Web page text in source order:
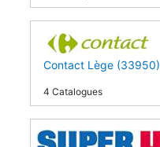
Contact Lège (33950)
4 Catalogues